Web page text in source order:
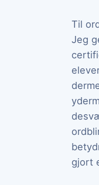
Til
Jeg
gjort